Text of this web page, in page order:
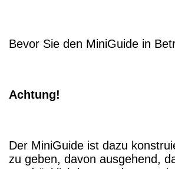
Bevor Sie den MiniGuide in
Achtung!
Der MiniGuide ist dazu
zu geben, davon ausgehend,